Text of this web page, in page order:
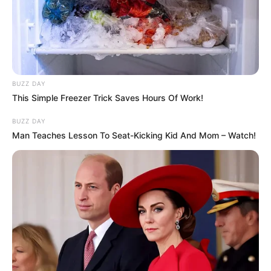
Польщі та Італії (фото, відео)
СЕР 2, 2026
Залишити відповідь
Ужгород
влажность:
BUZZ DAY
This Simple Freezer Trick Saves Hours Of Work!
BUZZ DAY
Man Teaches Lesson To Seat-Kicking Kid And Mom – Watch!